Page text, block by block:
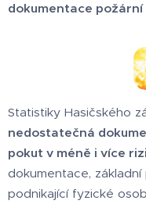
dokumentace požární
Statistiky Hasičského
nedostatečná
pokut v méně i více
dokumentace,
podnikající fyzické